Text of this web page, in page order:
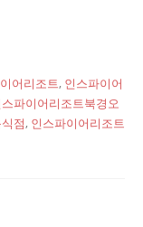
어리조트, 인스파이어
파이어리조트북경오
점, 인스파이어리조트